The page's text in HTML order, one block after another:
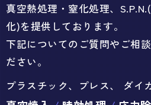
真空熱処理・窒化処理、
化)を提供しております。
下記についてのご質問やご相
ださい。
プラスチック、プレス、 ダイ